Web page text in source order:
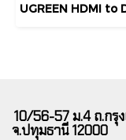
10/56-57 ม.4 ถ.กรุ
จ.ปทุมธานี 12000